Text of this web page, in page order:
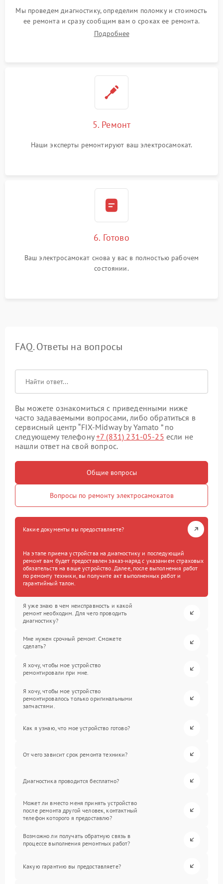
Мы проведем диагностику, определим поломку и стоимость
ее ремонта и сразу сообщим вам о сроках ее ремонта.
Подробнее
5. Ремонт
Наши эксперты ремонтируют ваш электросамокат.
6. Готово
Ваш электросамокат снова у вас в полностью рабочем
состоянии.
FAQ. Ответы на вопросы
Вы можете ознакомиться с приведенными ниже
часто задаваемыми вопросами, либо обратиться в
сервисный центр “FIX-Midway by Yamato ” по
следующему телефону+7 (831) 231-05-25 если не
нашли ответ на свой вопрос.
Общие вопросы
Вопросы по ремонту электросамокатов
Какие документы вы предоставляете?
На этапе приема устройства на диагностику и последующий
ремонт вам будет предоставлен заказ-наряд с указанием страховых
обязательств на ваше устройство. Далее, после выполнения работ
по ремонту техники, вы получите акт выполненных работ и
гарантийный талон.
Я уже знаю в чем неисправность и какой
ремонт необходим. Для чего проводить
диагностику?
Мне нужен срочный ремонт. Сможете
сделать?
Я хочу, чтобы мое устройство
ремонтировали при мне.
Я хочу, чтобы мое устройство
ремонтировалось только оригинальными
запчастями.
Как я узнаю, что мое устройство готово?
От чего зависит срок ремонта техники?
Диагностика проводится бесплатно?
Может ли вместо меня принять устройство
после ремонта другой человек, контактный
телефон которого я предоставлю?
Возможно ли получать обратную связь в
процессе выполнения ремонтных работ?
Какую гарантию вы предоставляете?